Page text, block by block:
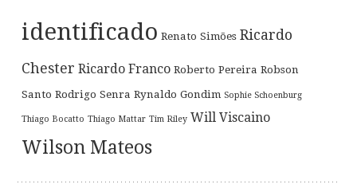
identificado Renato Simões Ricardo
Chester Ricardo Franco Roberto Pereira Robson
Santo Rodrigo Senra Rynaldo Gondim Sophie Schoenburg
Thiago Bocatto Thiago Mattar Tim Riley Will Viscaino
Wilson Mateos